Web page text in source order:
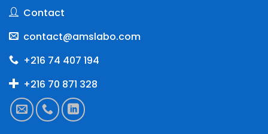
Contact
contact@amslabo.com
+216 74 407 194
+216 70 871 328